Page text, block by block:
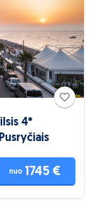
4*
nuo 1745 €